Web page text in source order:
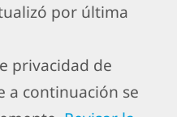
por última
privacidad de
a continuación se